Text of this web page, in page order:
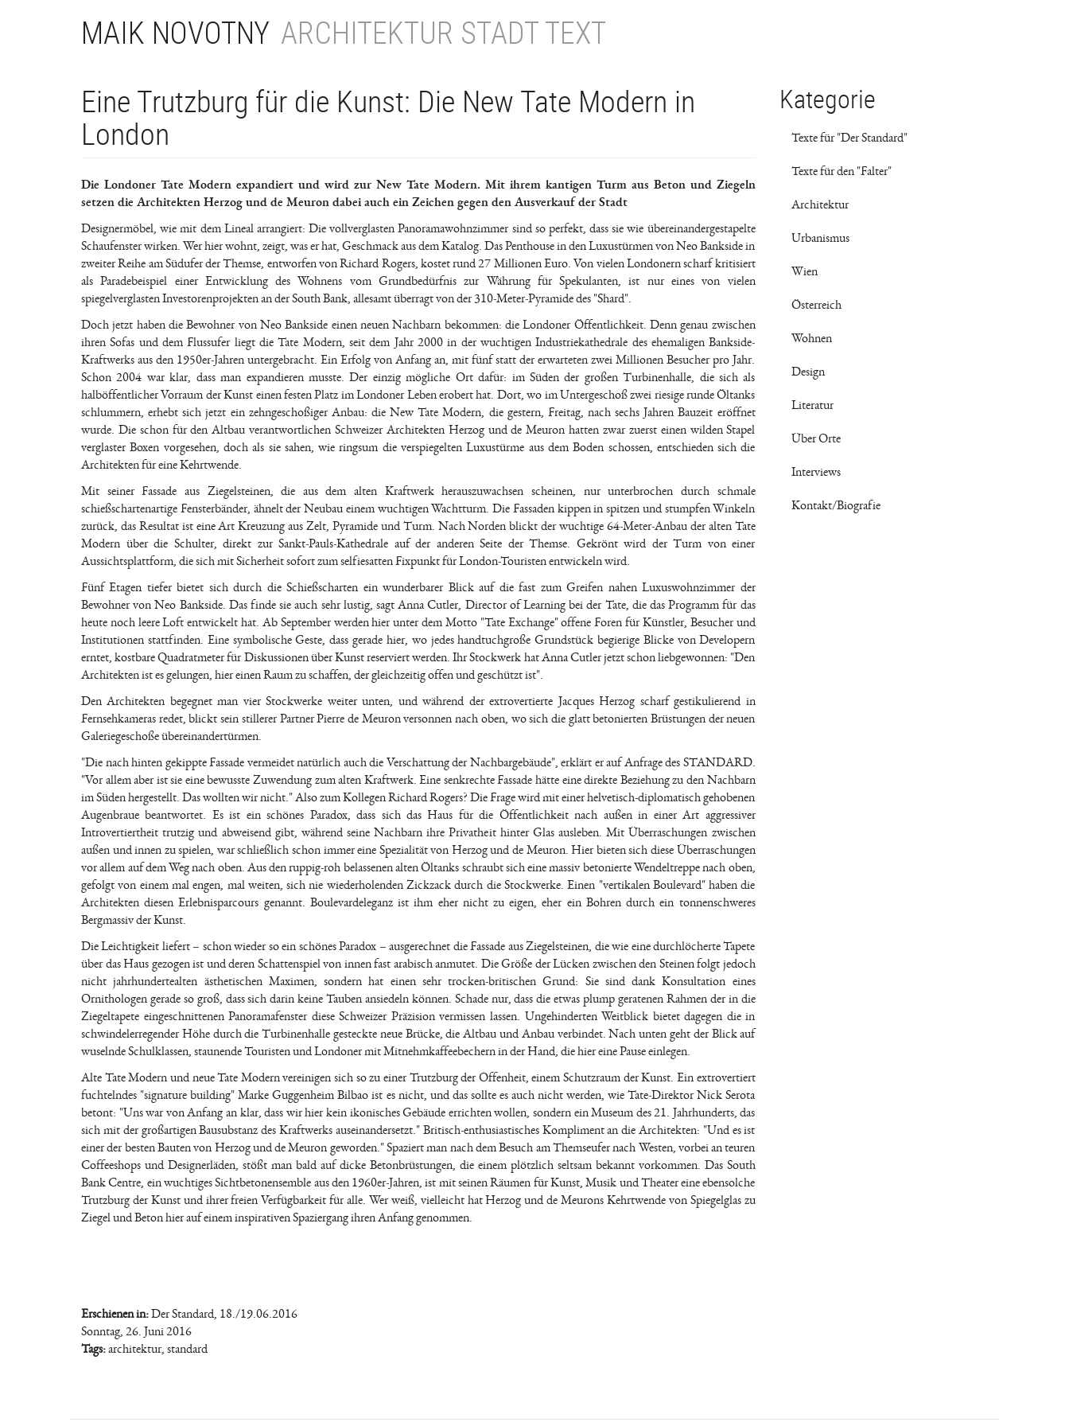
MAIK NOVOTNY ARCHITEKTUR STADT TEXT
Eine Trutzburg für die Kunst: Die New Tate Modern in
London
Die Londoner Tate Modern expandiert und wird zur New Tate Modern. Mit ihrem kantigen Turm aus Beton und Ziegeln
setzen die Architekten Herzog und de Meuron dabei auch ein Zeichen gegen den Ausverkauf der Stadt
Designermöbel, wie mit dem Lineal arrangiert: Die vollverglasten Panoramawohnzimmer sind so perfekt, dass sie wie übereinandergestapelte
Schaufenster wirken. Wer hier wohnt, zeigt, was er hat, Geschmack aus dem Katalog. Das Penthouse in den Luxustürmen von Neo Bankside in
zweiter Reihe am Südufer der Themse, entworfen von Richard Rogers, kostet rund 27 Millionen Euro. Von vielen Londonern scharf kritisiert
als Paradebeispiel einer Entwicklung des Wohnens vom Grundbedürfnis zur Währung für Spekulanten, ist nur eines von vielen
spiegelverglasten Investorenprojekten an der South Bank, allesamt überragt von der 310-Meter-Pyramide des "Shard".
Doch jetzt haben die Bewohner von Neo Bankside einen neuen Nachbarn bekommen: die Londoner Öffentlichkeit. Denn genau zwischen
ihren Sofas und dem Flussufer liegt die Tate Modern, seit dem Jahr 2000 in der wuchtigen Industriekathedrale des ehemaligen Bankside-
Kraftwerks aus den 1950er-Jahren untergebracht. Ein Erfolg von Anfang an, mit fünf statt der erwarteten zwei Millionen Besucher pro Jahr.
Schon 2004 war klar, dass man expandieren musste. Der einzig mögliche Ort dafür: im Süden der großen Turbinenhalle, die sich als
halböffentlicher Vorraum der Kunst einen festen Platz im Londoner Leben erobert hat. Dort, wo im Untergeschoß zwei riesige runde Öltanks
schlummern, erhebt sich jetzt ein zehngeschoßiger Anbau: die New Tate Modern, die gestern, Freitag, nach sechs Jahren Bauzeit eröffnet
wurde. Die schon für den Altbau verantwortlichen Schweizer Architekten Herzog und de Meuron hatten zwar zuerst einen wilden Stapel
verglaster Boxen vorgesehen, doch als sie sahen, wie ringsum die verspiegelten Luxustürme aus dem Boden schossen, entschieden sich die
Architekten für eine Kehrtwende.
Mit seiner Fassade aus Ziegelsteinen, die aus dem alten Kraftwerk herauszuwachsen scheinen, nur unterbrochen durch schmale
schießschartenartige Fensterbänder, ähnelt der Neubau einem wuchtigen Wachtturm. Die Fassaden kippen in spitzen und stumpfen Winkeln
zurück, das Resultat ist eine Art Kreuzung aus Zelt, Pyramide und Turm. Nach Norden blickt der wuchtige 64-Meter-Anbau der alten Tate
Modern über die Schulter, direkt zur Sankt-Pauls-Kathedrale auf der anderen Seite der Themse. Gekrönt wird der Turm von einer
Aussichtsplattform, die sich mit Sicherheit sofort zum selfiesatten Fixpunkt für London-Touristen entwickeln wird.
Fünf Etagen tiefer bietet sich durch die Schießscharten ein wunderbarer Blick auf die fast zum Greifen nahen Luxuswohnzimmer der
Bewohner von Neo Bankside. Das finde sie auch sehr lustig, sagt Anna Cutler, Director of Learning bei der Tate, die das Programm für das
heute noch leere Loft entwickelt hat. Ab September werden hier unter dem Motto "Tate Exchange" offene Foren für Künstler, Besucher und
Institutionen stattfinden. Eine symbolische Geste, dass gerade hier, wo jedes handtuchgroße Grundstück begierige Blicke von Developern
erntet, kostbare Quadratmeter für Diskussionen über Kunst reserviert werden. Ihr Stockwerk hat Anna Cutler jetzt schon liebgewonnen: "Den
Architekten ist es gelungen, hier einen Raum zu schaffen, der gleichzeitig offen und geschützt ist".
Den Architekten begegnet man vier Stockwerke weiter unten, und während der extrovertierte Jacques Herzog scharf gestikulierend in
Fernsehkameras redet, blickt sein stillerer Partner Pierre de Meuron versonnen nach oben, wo sich die glatt betonierten Brüstungen der neuen
Galeriegeschoße übereinandertürmen.
"Die nach hinten gekippte Fassade vermeidet natürlich auch die Verschattung der Nachbargebäude", erklärt er auf Anfrage des STANDARD.
"Vor allem aber ist sie eine bewusste Zuwendung zum alten Kraftwerk. Eine senkrechte Fassade hätte eine direkte Beziehung zu den Nachbarn
im Süden hergestellt. Das wollten wir nicht." Also zum Kollegen Richard Rogers? Die Frage wird mit einer helvetisch-diplomatisch gehobenen
Augenbraue beantwortet. Es ist ein schönes Paradox, dass sich das Haus für die Öffentlichkeit nach außen in einer Art aggressiver
Introvertiertheit trutzig und abweisend gibt, während seine Nachbarn ihre Privatheit hinter Glas ausleben. Mit Überraschungen zwischen
außen und innen zu spielen, war schließlich schon immer eine Spezialität von Herzog und de Meuron. Hier bieten sich diese Überraschungen
vor allem auf dem Weg nach oben. Aus den ruppig-roh belassenen alten Öltanks schraubt sich eine massiv betonierte Wendeltreppe nach oben,
gefolgt von einem mal engen, mal weiten, sich nie wiederholenden Zickzack durch die Stockwerke. Einen "vertikalen Boulevard" haben die
Architekten diesen Erlebnisparcours genannt. Boulevardeleganz ist ihm eher nicht zu eigen, eher ein Bohren durch ein tonnenschweres
Bergmassiv der Kunst.
Die Leichtigkeit liefert – schon wieder so ein schönes Paradox – ausgerechnet die Fassade aus Ziegelsteinen, die wie eine durchlöcherte Tapete
über das Haus gezogen ist und deren Schattenspiel von innen fast arabisch anmutet. Die Größe der Lücken zwischen den Steinen folgt jedoch
nicht jahrhundertealten ästhetischen Maximen, sondern hat einen sehr trocken-britischen Grund: Sie sind dank Konsultation eines
Ornithologen gerade so groß, dass sich darin keine Tauben ansiedeln können. Schade nur, dass die etwas plump geratenen Rahmen der in die
Ziegeltapete eingeschnittenen Panoramafenster diese Schweizer Präzision vermissen lassen. Ungehinderten Weitblick bietet dagegen die in
schwindelerregender Höhe durch die Turbinenhalle gesteckte neue Brücke, die Altbau und Anbau verbindet. Nach unten geht der Blick auf
wuselnde Schulklassen, staunende Touristen und Londoner mit Mitnehmkaffeebechern in der Hand, die hier eine Pause einlegen.
Alte Tate Modern und neue Tate Modern vereinigen sich so zu einer Trutzburg der Offenheit, einem Schutzraum der Kunst. Ein extrovertiert
fuchtelndes "signature building" Marke Guggenheim Bilbao ist es nicht, und das sollte es auch nicht werden, wie Tate-Direktor Nick Serota
betont: "Uns war von Anfang an klar, dass wir hier kein ikonisches Gebäude errichten wollen, sondern ein Museum des 21. Jahrhunderts, das
sich mit der großartigen Bausubstanz des Kraftwerks auseinandersetzt." Britisch-enthusiastisches Kompliment an die Architekten: "Und es ist
einer der besten Bauten von Herzog und de Meuron geworden." Spaziert man nach dem Besuch am Themseufer nach Westen, vorbei an teuren
Coffeeshops und Designerläden, stößt man bald auf dicke Betonbrüstungen, die einem plötzlich seltsam bekannt vorkommen. Das South
Bank Centre, ein wuchtiges Sichtbetonensemble aus den 1960er-Jahren, ist mit seinen Räumen für Kunst, Musik und Theater eine ebensolche
Trutzburg der Kunst und ihrer freien Verfügbarkeit für alle. Wer weiß, vielleicht hat Herzog und de Meurons Kehrtwende von Spiegelglas zu
Ziegel und Beton hier auf einem inspirativen Spaziergang ihren Anfang genommen.
Erschienen in:Der Standard, 18./19.06.2016
Sonntag, 26. Juni 2016
Tags:architektur, standard
Kategorie
Texte für "Der Standard"
Texte für den "Falter"
Architektur
Urbanismus
Wien
Österreich
Wohnen
Design
Literatur
Über Orte
Interviews
Kontakt/Biografie